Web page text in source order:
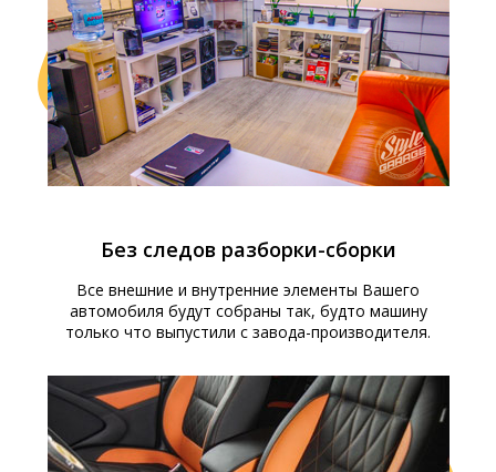
Без следов разборки-сборки
Все внешние и внутренние элементы Вашего
автомобиля будут собраны так, будто машину
только что выпустили с завода-производителя.